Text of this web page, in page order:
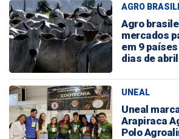
AGRO
Agro
mercados
em 9
dias de abril
UNEAL
Uneal
Arapiraca
Polo